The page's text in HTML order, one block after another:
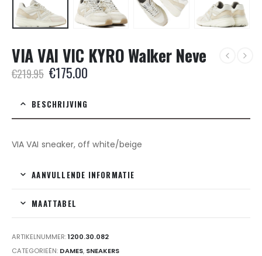
VIA VAI VIC KYRO Walker Neve
€219.95 Oorspronkelijke
prijs
was:
€219.95.
€175.00Huidige
BESCHRIJVING
VIA VAI sneaker, off white/beige
AANVULLENDE INFORMATIE
MAATTABEL
ARTIKELNUMMER:1200.30.082
CATEGORIEËN: DAMES, SNEAKERS